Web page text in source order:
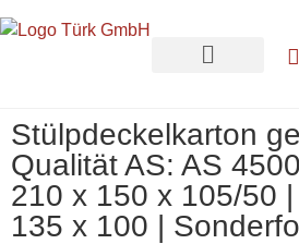
Stülpdeckelkarton
Qualität AS: AS
210 x 150 x 105/50
135 x 100 |